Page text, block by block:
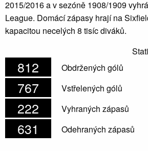
2015/2016 a v sezóně 1908/1909
League. Domácí zápasy hrají na
kapacitou necelých 8 tisíc diváků.
812 Obdržených gólů
767 Vstřelených gólů
222 Vyhraných zápasů
631 Odehraných zápasů